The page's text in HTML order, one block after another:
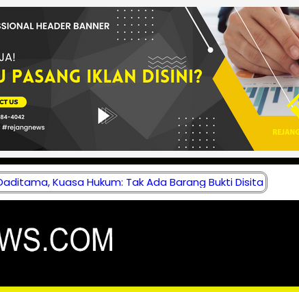
Kuasa Hukum: Tak Ada Barang Bukti Disita